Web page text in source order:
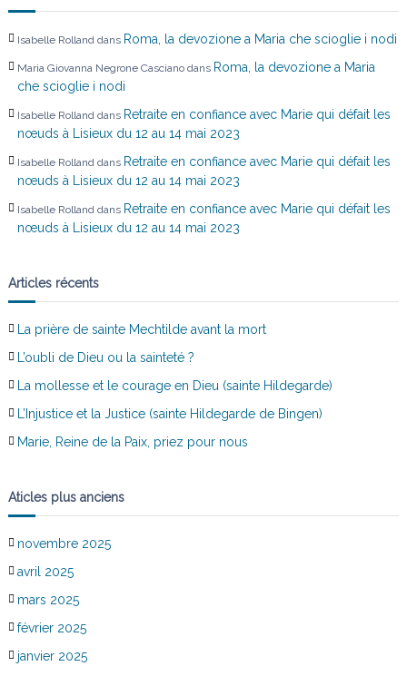
Isabelle Rollanddans Roma, la devozione a Maria che scioglie i nodi
Maria Giovanna Negrone Cascianodans Roma, la devozione a Maria
che scioglie i nodi
Isabelle Rollanddans Retraite en confiance avec Marie qui défait les
nœuds à Lisieux du 12 au 14 mai 2023
Isabelle Rollanddans Retraite en confiance avec Marie qui défait les
nœuds à Lisieux du 12 au 14 mai 2023
Isabelle Rollanddans Retraite en confiance avec Marie qui défait les
nœuds à Lisieux du 12 au 14 mai 2023
Articles récents
La prière de sainte Mechtilde avant la mort
L’oubli de Dieu ou la sainteté ?
La mollesse et le courage en Dieu (sainte Hildegarde)
L’Injustice et la Justice (sainte Hildegarde de Bingen)
Marie, Reine de la Paix, priez pour nous
Aticles plus anciens
novembre 2025
avril 2025
mars 2025
février 2025
janvier 2025